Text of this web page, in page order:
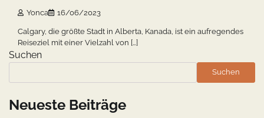
Yonca 16/06/2023
Calgary, die größte Stadt in Alberta, Kanada, ist ein aufregendes
Reiseziel mit einer Vielzahl von […]
Suchen
Suchen
Neueste Beiträge